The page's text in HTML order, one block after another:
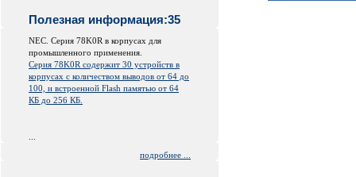
Полезная информация:35
NEC. Серия 78K0R в корпусах для
промышленного применения.
Серия 78K0R содержит 30 устройств в
корпусах с количеством выводов от 64 до
100, и встроенной Flash памятью от 64
КБ до 256 КБ.
подробнее ...